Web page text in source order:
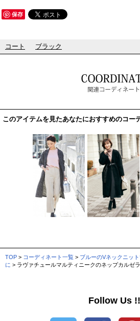
保存
コート ブラック
このアイテムを見たあなたにおすすめのコー
TOP > コーディネート一覧 > ブルーのVネックニッ
に > ラヴァチュールマルティニークのネップカルゼ
Follow Us !!